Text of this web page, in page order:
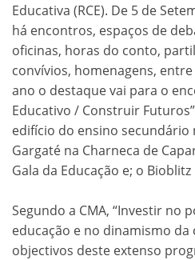
Educativa (RCE). De 5 de
há encontros, espaços de
oficinas, horas do conto,
convívios, homenagens,
ano o destaque vai para o
Educativo / Construir
edifício do ensino secundário
Gargaté na Charneca de
Gala da Educação e; o Bioblitz
Segundo a CMA, “Investir no
educação e no dinamismo da
objectivos deste extenso